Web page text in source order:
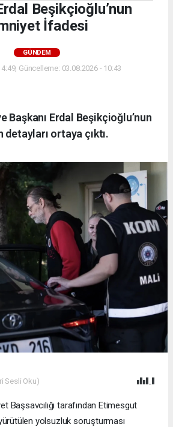
Beşikçioğlu’nun
İfadesi
GÜNDEM
Güncelleme: 03.08.2026 - 10:43
Başkanı Erdal Beşikçioğlu’nun
ortaya çıktı.
Sesli Oku)
Başsavcılığı tarafından Etimesgut
yolsuzluk soruşturması